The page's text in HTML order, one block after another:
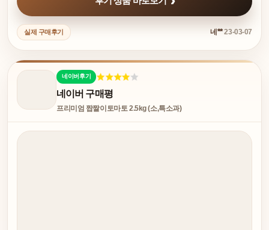
실제 구매후기 네**23-03-07
네이버후기
네이버 구매평
프리미엄 짭짤이토마토 2.5kg (소,특소과)